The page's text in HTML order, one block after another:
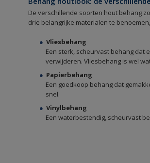
De verschillende soorten hout behang
drie belangrijke materialen te
Vliesbehang
Een sterk, scheurvast behang dat
verwijderen. Vliesbehang is wel
Papierbehang
Een goedkoop behang dat
snel.
Vinylbehang
Een waterbestendig, scheurvast